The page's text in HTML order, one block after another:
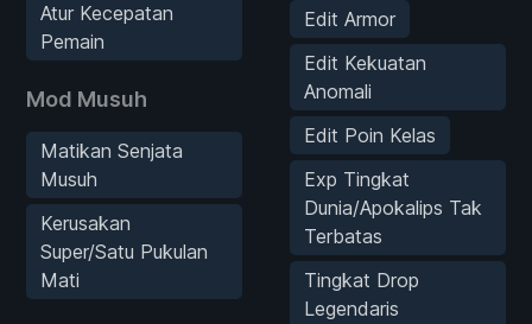
Atur Kecepatan
Pemain
Mod Musuh
Matikan Senjata
Musuh
Kerusakan
Super/Satu Pukulan
Mati
Edit Armor
Edit Kekuatan
Anomali
Edit Poin Kelas
Exp Tingkat
Dunia/Apokalips Tak
Terbatas
Tingkat Drop
Legendaris